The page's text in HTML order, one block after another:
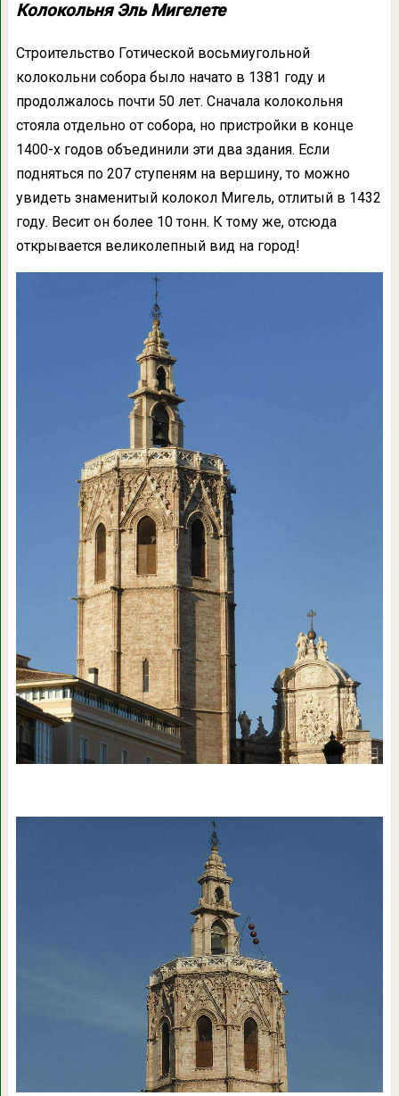
Колокольня Эль Мигелете
Строительство Готической восьмиугольной
колокольни собора было начато в 1381 году и
продолжалось почти 50 лет. Сначала колокольня
стояла отдельно от собора, но пристройки в конце
1400-х годов объединили эти два здания. Если
подняться по 207 ступеням на вершину, то можно
увидеть знаменитый колокол Мигель, отлитый в 1432
году. Весит он более 10 тонн. К тому же, отсюда
открывается великолепный вид на город!